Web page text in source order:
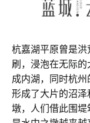
杭嘉湖平原曾是
刷，浸泡在无际
成内湖，同时杭州
形成了大片的沼
墩，人们借此围